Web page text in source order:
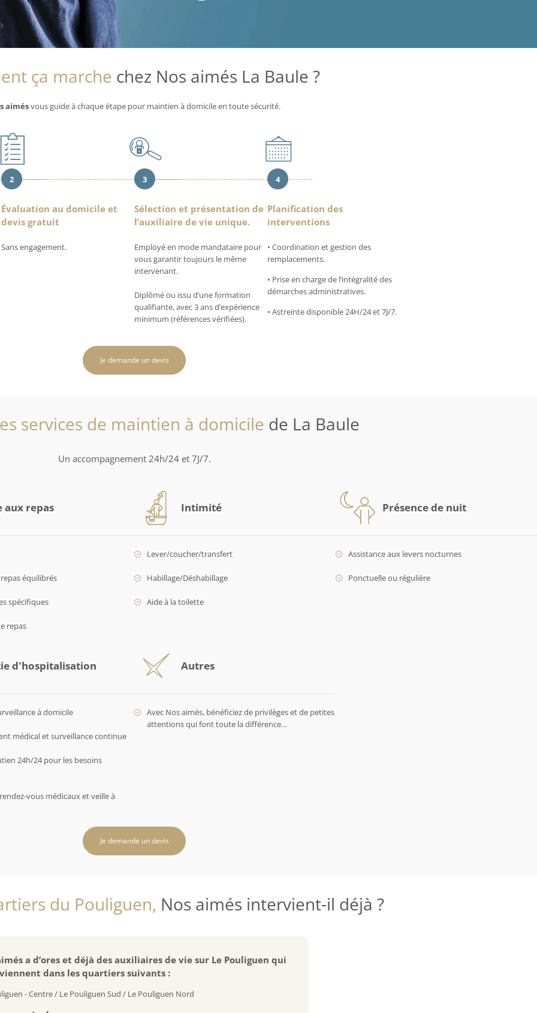
ça marche chez Nos aimés La Baule ?
aimésvous guide à chaque étape pour maintien à domicile en toute sécurité.
2
Évaluation au domicile et
devis gratuit
Sans engagement.
3
Sélection et présentation de
l’auxiliaire de vie unique.
Employé en mode mandataire pour
vous garantir toujours le même
intervenant.
Diplômé ou issu d’une formation
qualifiante, avec 3 ans d’expérience
minimum (références vérifiées).
4
Planification des
interventions
• Coordination et gestion des
remplacements.
• Prise en charge de l’intégralité des
démarches administratives.
• Astreinte disponible 24H/24 et 7J/7.
Je demande un devis
services de maintien à domicile de La Baule
Un accompagnement 24h/24 et 7J/7.
aux repas
équilibrés
spécifiques
repas
Intimité
Lever/coucher/transfert
Habillage/Déshabillage
Aide à la toilette
Présence de nuit
Assistance aux levers nocturnes
Ponctuelle ou régulière
d'hospitalisation
à domicile
médical et surveillance continue
24h/24 pour les besoins
vous médicaux et veille à
Autres
Avec Nos aimés, bénéficiez de privilèges et de petites
attentions qui font toute la différence…
Je demande un devis
du Pouliguen, Nos aimés intervient-il déjà ?
a d’ores et déjà des auxiliaires de vie sur Le Pouliguen qui
dans les quartiers suivants :
- Centre / Le Pouliguen Sud / Le Pouliguen Nord